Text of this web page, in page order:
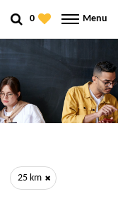
0 Menu
25 km